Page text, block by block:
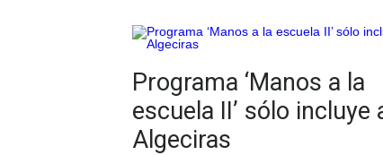
Programa ‘Manos a la
escuela II’ sólo incluye
Algeciras